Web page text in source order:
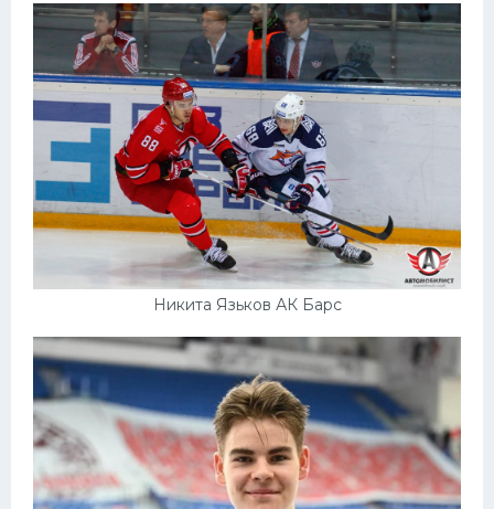
Никита Язьков АК Барс